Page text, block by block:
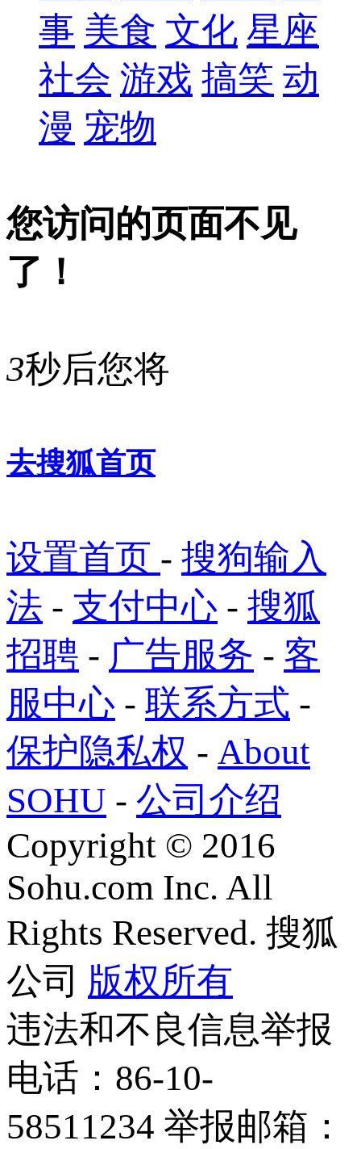
事 美食 文化 星座
社会 游戏 搞笑 动
漫 宠物
您访问的页面不见
了！
3秒后您将
去搜狐首页
设置首页 - 搜狗输入
法 - 支付中心 - 搜狐
招聘 - 广告服务 - 客
服中心 - 联系方式 -
保护隐私权 - About
SOHU - 公司介绍
Copyright © 2016
Sohu.com Inc. All
Rights Reserved. 搜狐
公司 版权所有
违法和不良信息举报
电话：86-10-
58511234 举报邮箱：